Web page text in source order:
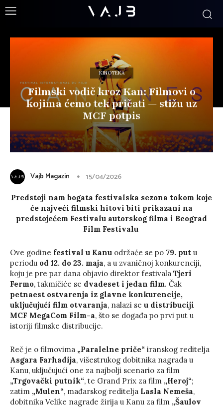
KINOTEKA
Filmski vodič kroz Kan: Filmovi o
kojima ćemo tek pričati — stižu uz
MCF potpis
Vajb Magazin 15/04/2026
Predstoji nam bogata festivalska sezona tokom koje
će najveći filmski hitovi biti prikazani na
predstojećem Festivalu autorskog filma i Beograd
Film Festivalu
Ove godine festival u Kanu održaće se po 79. put u
periodu od 12. do 23. maja, a u zvaničnoj konkurenciji,
koju je pre par dana objavio direktor festivala Tjeri
Fermo, takmičiće se dvadeset i jedan film. Čak
petnaest ostvarenja iz glavne konkurencije,
uključujući film otvaranja, nalazi se u distribuciji
MCF MegaCom Film-a, što se događa po prvi put u
istoriji filmske distribucije.
Reč je o filmovima „Paralelne priče“ iranskog reditelja
Asgara Farhadija, višestrukog dobitnika nagrada u
Kanu, uključujući one za najbolji scenario za film
„Trgovački putnik“, te Grand Prix za film „Heroj“;
zatim „Mulen“, mađarskog reditelja Lasla Nemeša,
dobitnika Velike nagrade žirija u Kanu za film „Šaulov